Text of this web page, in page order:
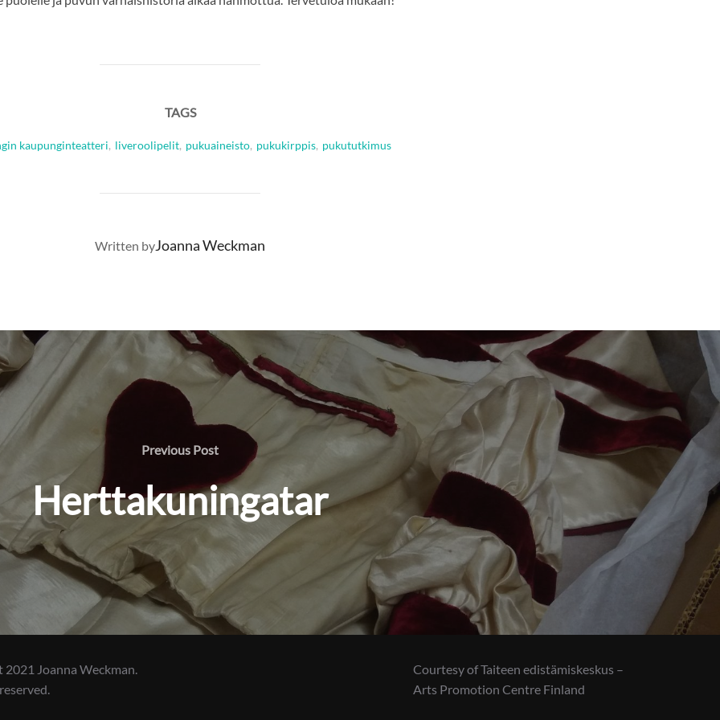
TAGS
kaupunginteatteri, liveroolipelit, pukuaineisto, pukukirppis, pukututkimus
POST AUTHOR
Written byJoanna Weckman
Previous
Previous Post
Herttakuningatar
Joanna Weckman.
Courtesy of Taiteen edistämiskeskus –
Arts Promotion Centre Finland